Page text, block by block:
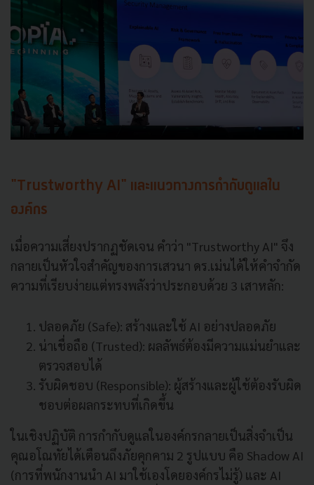
"Trustworthy AI" และแนวทางการกำกับดูแลใน
องค์กร
เมื่อความเสี่ยงปรากฏชัดเจน คำว่า "Trustworthy AI" จึง
กลายเป็นหัวใจสำคัญของการเสวนา ดร.เม่นได้ให้คำจำกัด
ความที่เรียบง่ายแต่ทรงพลังว่าประกอบด้วย 3 เสาหลัก:
ปลอดภัย (Safe): สร้างและใช้ AI อย่างปลอดภัย
น่าเชื่อถือ (Trusted): ผลลัพธ์ต้องมีความแม่นยำและ
ตรวจสอบได้
รับผิดชอบ (Responsible): ผู้สร้างและผู้ใช้ต้องรับผิด
ชอบต่อผลกระทบที่เกิดขึ้น
ในเชิงปฏิบัติ การกำกับดูแลในองค์กรกลายเป็นสิ่งจำเป็น
คุณอโณทัยได้เตือนถึงภัยคุกคาม 2 รูปแบบ คือ Shadow AI
(การที่พนักงานนำ AI มาใช้เองโดยองค์กรไม่รู้) และ AI